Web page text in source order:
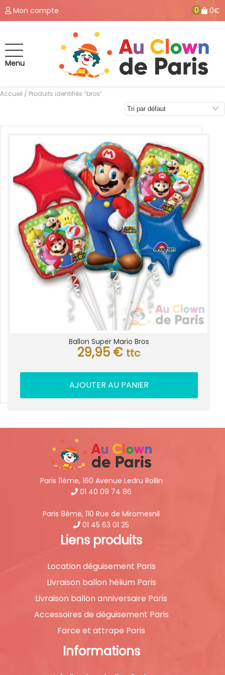
Mon compte 0 0€
Menu
Accueil / Produits identifiés “bros”
Ballon Super Mario Bros
29,95 € ttc
AJOUTER AU PANIER
Paris 11ème, 160 Avenue Ledru Rollin
01 40 09 74 86
Paris 8ème, 110 Rue de Miromesnil
01 45 63 01 25
Liens produits
Location déguisement Paris
Livraison ballon hélium Paris
Livraison ballon anniversaire Paris
Accessoires de déguisement Paris
Farce et attrape Paris
Informations